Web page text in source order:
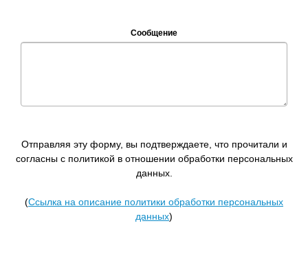
Сообщение
Отправляя эту форму, вы подтверждаете, что прочитали и
согласны с политикой в отношении обработки персональных
данных.
(Ссылка на описание политики обработки персональных
данных)